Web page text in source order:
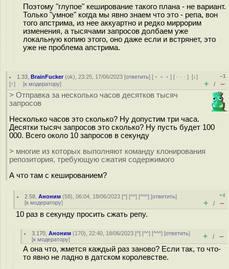
Поэтому "глупое" кеширование такого плана - не вариант.
Только "умное" когда мы явно знаем что это - репа, вон
того апстрима, из нее аккуартно и редко миррорим
изменения, а тысячами запросов долбаем уже
локальную копию этого, оно даже если и встрянет, это
уже не проблема апстрима.
1.33 ,BrainFucker(ok), 23:25, 17/06/2023 [ответить] [ ﹢﹢﹢] [ · · ·][↓]
[↑] [к модератору]
–1
+ / –
> Отправка за несколько часов десятков тысяч
запросов
Несколько часов это сколько? Ну допустим три часа.
Десятки тысяч запросов это сколько? Ну пусть будет 100
000. Всего около 10 запросов в секунду
> многие из которых выполняют команду клонирования
репозитория, требующую сжатия содержимого
А что там с кешированием?
2.58 ,Аноним (58), 06:04, 18/06/2023 [^] [^^] [^^^] [ответить]
[к модератору]
+4
+ / –
10 раз в секунду просить сжать репу.
3.170 ,Аноним (170), 22:40, 18/06/2023 [^] [^^] [^^^] [ответить]
[к модератору] + / –
А она что, жмется каждый раз заново? Если так, то что-
то явно не ладно в датском королевстве.